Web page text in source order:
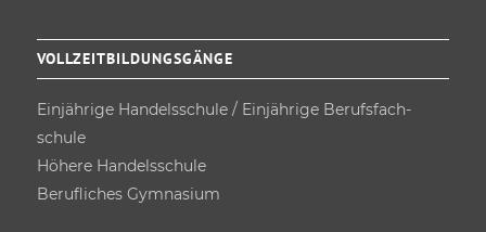
VOLLZEITBILDUNGSGÄNGE
Einjährige Handels­schule / Einjährige Berufsfach­
schule
Höhere Handels­schule
Berufliches Gymnasium